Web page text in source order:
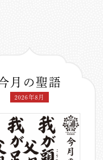
月の聖語
2026年8月